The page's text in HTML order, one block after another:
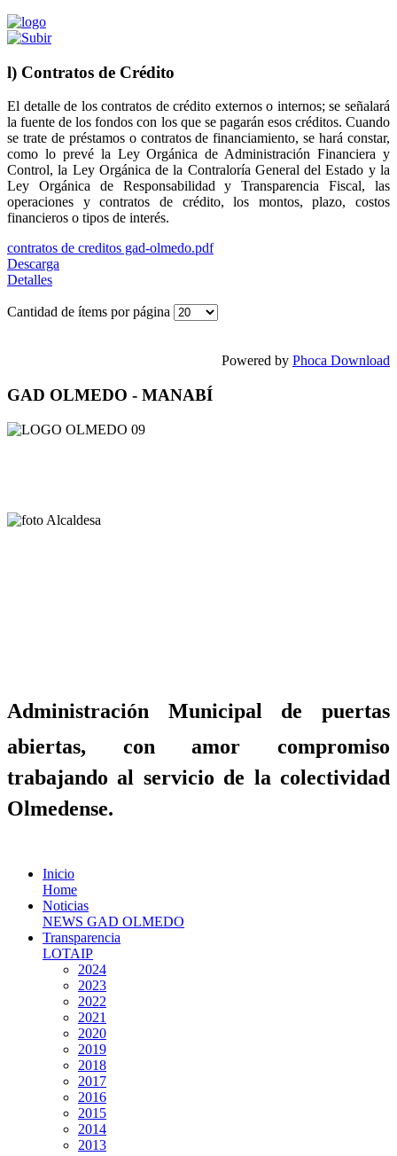
l) Contratos de Crédito
El detalle de los contratos de crédito externos o internos; se señalará
la fuente de los fondos con los que se pagarán esos créditos. Cuando
se trate de préstamos o contratos de financiamiento, se hará constar,
como lo prevé la Ley Orgánica de Administración Financiera y
Control, la Ley Orgánica de la Contraloría General del Estado y la
Ley Orgánica de Responsabilidad y Transparencia Fiscal, las
operaciones y contratos de crédito, los montos, plazo, costos
financieros o tipos de interés.
contratos de creditos gad-olmedo.pdf
Descarga
Detalles
Cantidad de ítems por página
Powered by Phoca Download
GAD OLMEDO - MANABÍ
Administración Municipal de puertas
abiertas, con amor compromiso
trabajando al servicio de la colectividad
Olmedense.
Inicio
Home
Noticias
NEWS GAD OLMEDO
Transparencia
LOTAIP
2024
2023
2022
2021
2020
2019
2018
2017
2016
2015
2014
2013